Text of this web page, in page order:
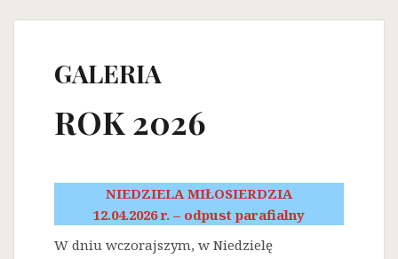
GALERIA
ROK 2026
NIEDZIELA MIŁOSIERDZIA
12.04.2026 r. – odpust parafialny
W dniu wczorajszym, w Niedzielę